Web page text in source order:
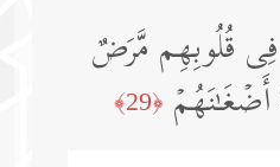
قُلُوبِهِم مَّرَضٌ
﴿29﴾